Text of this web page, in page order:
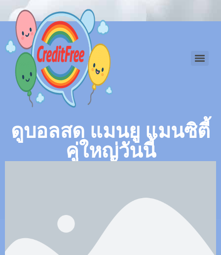
ดูบอลสด แมนยู แมนซิตี้
คู่ใหญ่วันนี้